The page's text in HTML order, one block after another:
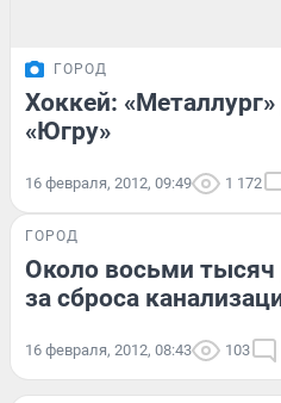
ГОРОД
Хоккей:
«Югру»
16 февраля, 2012, 09:49 1 172
ГОРОД
Около восьми тысяч
за сброса
16 февраля, 2012, 08:43 103